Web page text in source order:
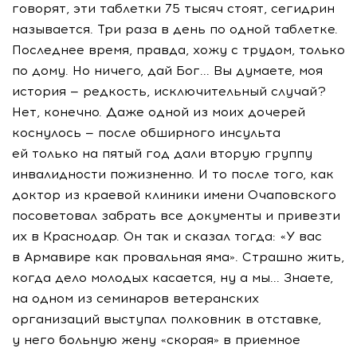
говорят, эти таблетки 75 тысяч стоят, сегидрин
называется. Три раза в день по одной таблетке.
Последнее время, правда, хожу с трудом, только
по дому. Но ничего, дай Бог... Вы думаете, моя
история — редкость, исключительный случай?
Нет, конечно. Даже одной из моих дочерей
коснулось — после обширного инсульта
ей только на пятый год дали вторую группу
инвалидности пожизненно. И то после того, как
доктор из краевой клиники имени Очаповского
посоветовал забрать все документы и привезти
их в Краснодар. Он так и сказал тогда: «У вас
в Армавире как провальная яма». Страшно жить,
когда дело молодых касается, ну а мы... Знаете,
на одном из семинаров ветеранских
организаций выступал полковник в отставке,
у него больную жену «скорая» в приемное